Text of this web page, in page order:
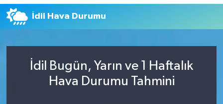
İdil Hava Durumu
İdil Bugün, Yarın ve 1 Haftalık
Hava Durumu Tahmini
BİLİM-TEKNOLOJİ
DÜNYA
EĞİTİM
EKONOMİ
Bingöl Hava Durumu
Bingöl Namaz Vakitleri
Bingöl Trafik Yoğunluk Haritası
Süper Lig Puan Durumu ve Fikstür